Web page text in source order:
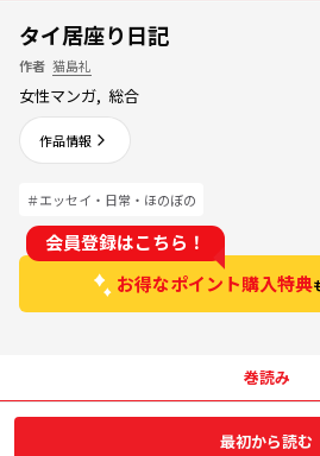
タイ居座り日記
作者 猫島礼
女性マンガ, 総合
作品情報
＃エッセイ・日常・ほのぼの
お得なポイント購入特典
会員登録はこちら！
巻読み
最初から読む